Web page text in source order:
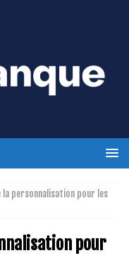
la personnalisation pour les
pour